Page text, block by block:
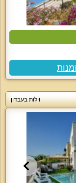
וילות בעבדון